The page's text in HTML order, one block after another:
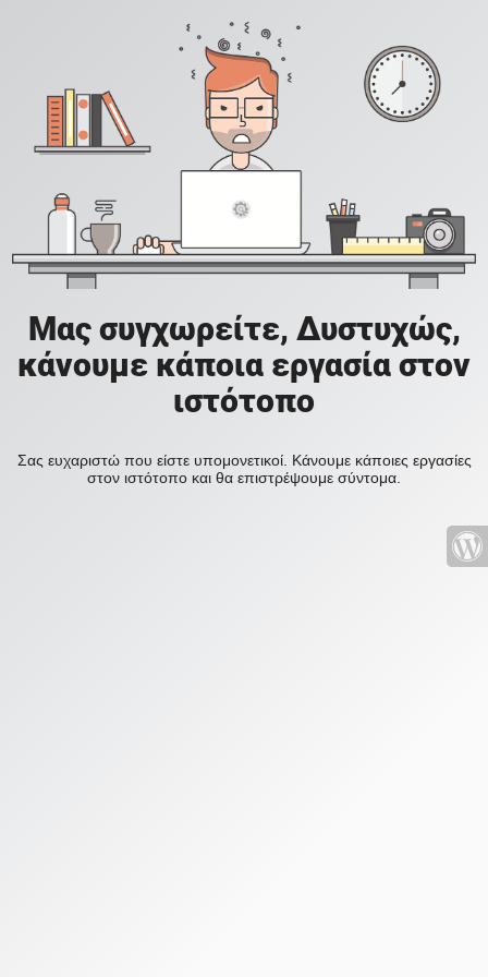
Μας συγχωρείτε, Δυστυχώς,
κάνουμε κάποια εργασία στον
ιστότοπο
Σας ευχαριστώ που είστε υπομονετικοί. Κάνουμε κάποιες εργασίες
στον ιστότοπο και θα επιστρέψουμε σύντομα.